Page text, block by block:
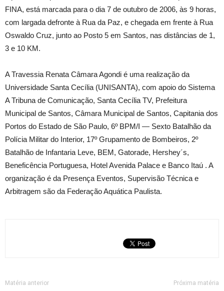
FINA, está marcada para o dia 7 de outubro de 2006, às 9 horas,
com largada defronte à Rua da Paz, e chegada em frente à Rua
Oswaldo Cruz, junto ao Posto 5 em Santos, nas distâncias de 1,
3 e 10 KM.
A Travessia Renata Câmara Agondi é uma realização da
Universidade Santa Cecília (UNISANTA), com apoio do Sistema
A Tribuna de Comunicação, Santa Cecília TV, Prefeitura
Municipal de Santos, Câmara Municipal de Santos, Capitania dos
Portos do Estado de São Paulo, 6º BPM/I — Sexto Batalhão da
Polícia Militar do Interior, 17º Grupamento de Bombeiros, 2º
Batalhão de Infantaria Leve, BEM, Gatorade, Hershey´s,
Beneficência Portuguesa, Hotel Avenida Palace e Banco Itaú . A
organização é da Presença Eventos, Supervisão Técnica e
Arbitragem são da Federação Aquática Paulista.
Matéria anterior Próxima matéria